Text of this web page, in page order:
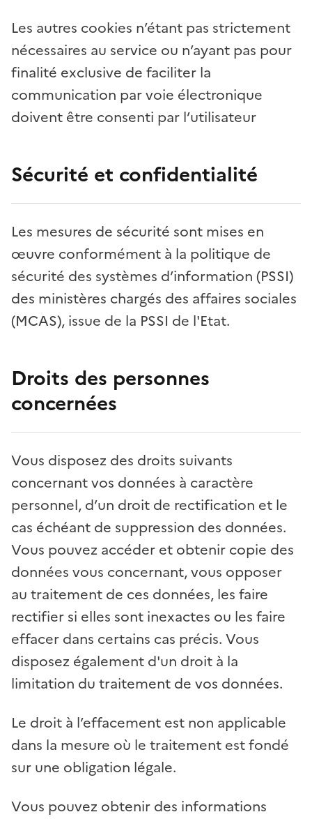
Les autres cookies n’étant pas strictement
nécessaires au service ou n’ayant pas pour
finalité exclusive de faciliter la
communication par voie électronique
doivent être consenti par l’utilisateur
Sécurité et confidentialité
Les mesures de sécurité sont mises en
œuvre conformément à la politique de
sécurité des systèmes d’information (PSSI)
des ministères chargés des affaires sociales
(MCAS), issue de la PSSI de l'Etat.
Droits des personnes
concernées
Vous disposez des droits suivants
concernant vos données à caractère
personnel, d’un droit de rectification et le
cas échéant de suppression des données.
Vous pouvez accéder et obtenir copie des
données vous concernant, vous opposer
au traitement de ces données, les faire
rectifier si elles sont inexactes ou les faire
effacer dans certains cas précis. Vous
disposez également d'un droit à la
limitation du traitement de vos données.
Le droit à l’effacement est non applicable
dans la mesure où le traitement est fondé
sur une obligation légale.
Vous pouvez obtenir des informations